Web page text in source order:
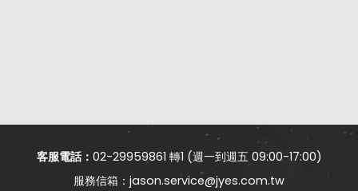
nano-SIM
SIM卡槽數
2
客服電話： 02-29959861 轉1 (週一到週五 09:00-17:00)
jason.service@jyes.com.tw